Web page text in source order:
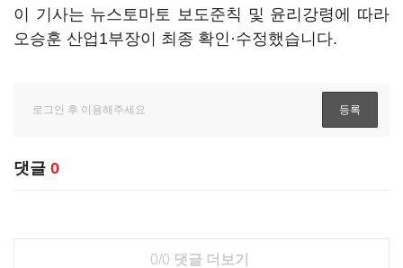
이 기사는 뉴스토마토 보도준칙 및 윤리강령에 따라
오승훈 산업1부장이 최종 확인·수정했습니다.
댓글 0
0/0 댓글 더보기